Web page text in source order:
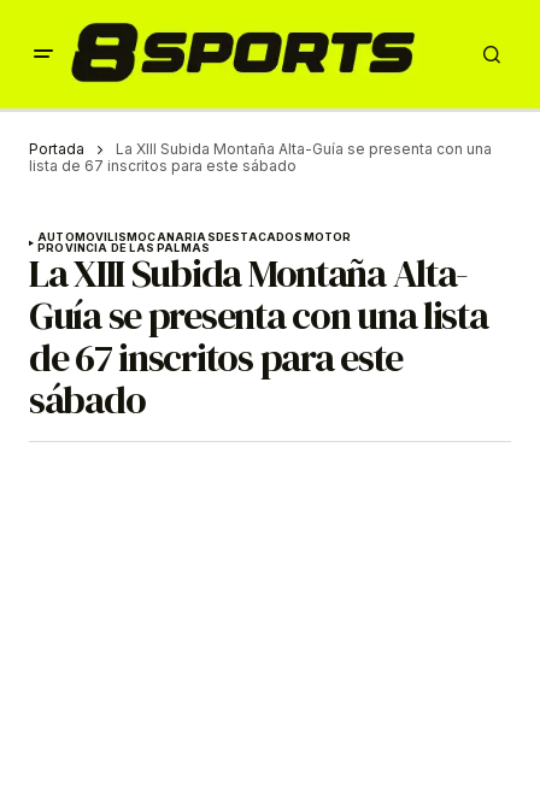
Portada
La XIII Subida Montaña Alta-Guía se presenta con una
lista de 67 inscritos para este sábado
AUTOMOVILISMOCANARIASDESTACADOSMOTOR
PROVINCIA DE LAS PALMAS
La XIII Subida Montaña Alta-
Guía se presenta con una lista
de 67 inscritos para este
sábado